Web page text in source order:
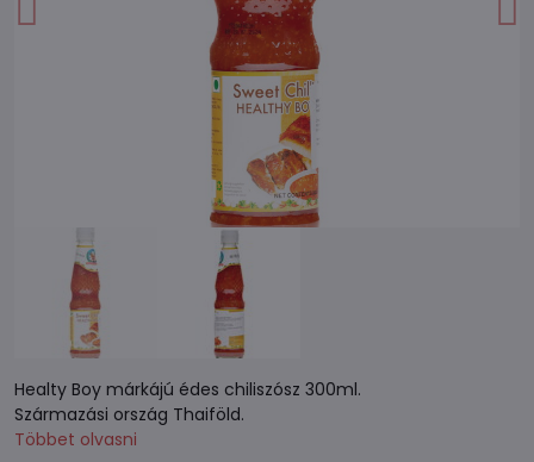
Healty Boy márkájú édes chiliszósz 300ml.
Származási ország Thaiföld.
Többet olvasni